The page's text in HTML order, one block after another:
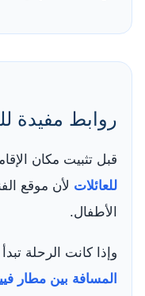
روابط مفيدة
قبل تثبيت مكان
للعائلات لأن موقع
الأطفال.
وإذا كانت الرحلة
المسافة بين مطار